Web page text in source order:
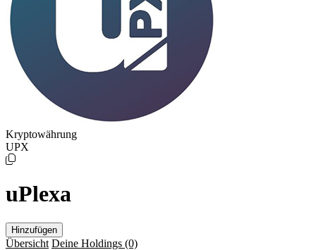
Kryptowährung
UPX
uPlexa
Hinzufügen
Übersicht Deine Holdings (0)